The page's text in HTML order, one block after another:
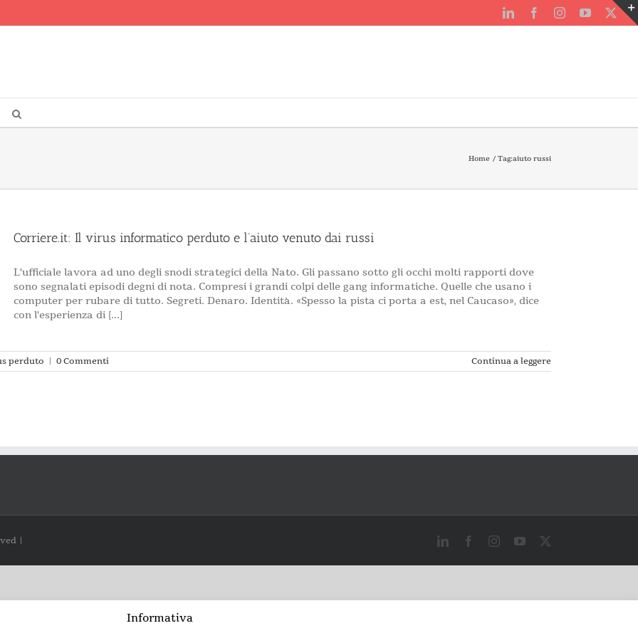
LinkedInFacebookInstagramYouTube
X
Home Tag:aiuto russi
Corriere.it: Il virus informatico perduto e l’aiuto venuto dai russi
L'ufficiale lavora ad uno degli snodi strategici della Nato. Gli passano sotto gli occhi molti rapporti dove
sono segnalati episodi degni di nota. Compresi i grandi colpi delle gang informatiche. Quelle che usano i
computer per rubare di tutto. Segreti. Denaro. Identità. «Spesso la pista ci porta a est, nel Caucaso», dice
con l'esperienza di [...]
perduto | 0 Commenti Continua a leggere
| LinkedInFacebookInstagramYouTube
Informativa